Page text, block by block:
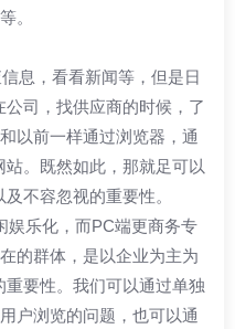
。
，看看新闻等，但是日
司，找供应商的时候，了
以前一样通过浏览器，通
。既然如此，那就足可以
不容忽视的重要性。
乐化，而PC端更商务专
的群体，是以企业为主为
要性。我们可以通过单独
户浏览的问题，也可以通